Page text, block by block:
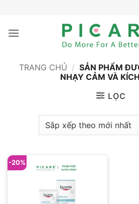
nội
TRANG CHỦ / SẢN PHẨM
NHẠY CẢM VÀ
LỌC
-20%